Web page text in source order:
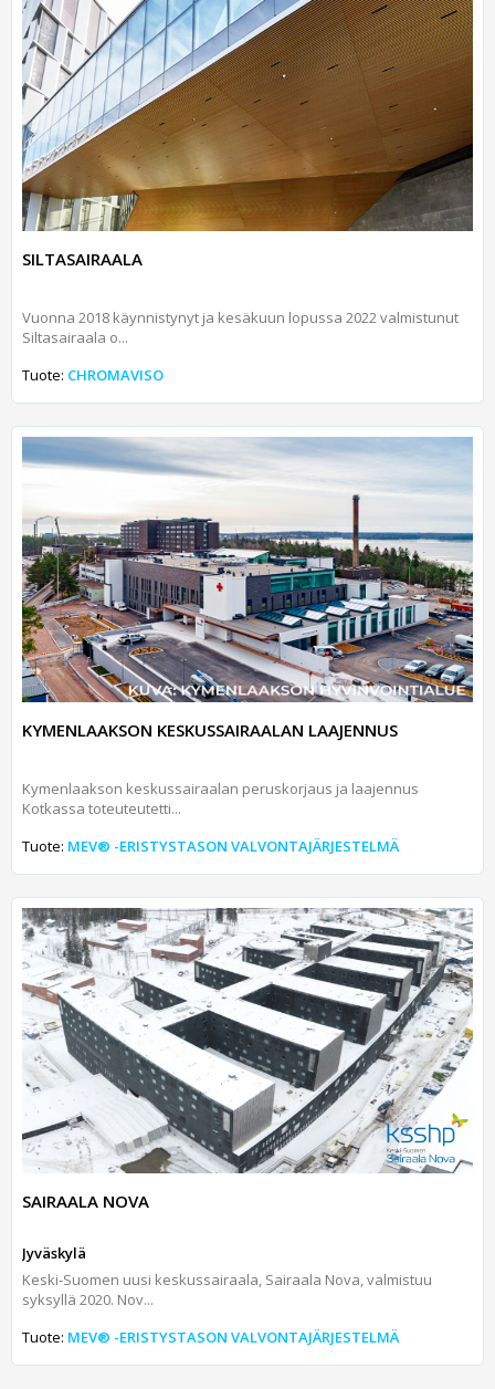
SILTASAIRAALA
Vuonna 2018 käynnistynyt ja kesäkuun lopussa 2022 valmistunut
Siltasairaala o...
Tuote: CHROMAVISO
KYMENLAAKSON KESKUSSAIRAALAN LAAJENNUS
Kymenlaakson keskussairaalan peruskorjaus ja laajennus
Kotkassa toteuteutetti...
Tuote: MEV® -ERISTYSTASON VALVONTAJÄRJESTELMÄ
SAIRAALA NOVA
Jyväskylä
Keski-Suomen uusi keskussairaala, Sairaala Nova, valmistuu
syksyllä 2020. Nov...
Tuote: MEV® -ERISTYSTASON VALVONTAJÄRJESTELMÄ